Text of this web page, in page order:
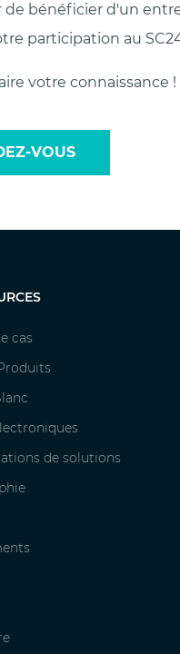
de bénéficier d'un
participation au
votre connaissance !
VOUS
cas
de solutions